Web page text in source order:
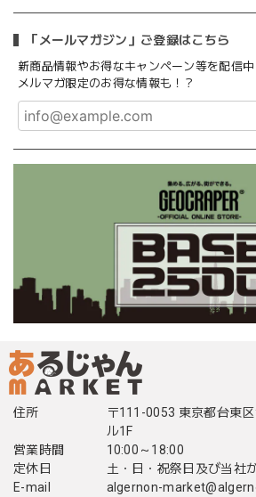
「メールマガジン」ご登録はこちら
新商品情報やお得なキャンペーン等を配信中
メルマガ限定のお得な情報も！？
住所
〒111-0053 東京都台東
ル1F
営業時間
10:00～18:00
定休日
土・日・祝祭日及び当社
E-mail
algernon-